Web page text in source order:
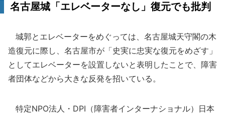
名古屋城「エレベーターなし」復元でも批判
城郭とエレベーターをめぐっては、名古屋城天守閣の木
造復元に際し、名古屋市が「史実に忠実な復元をめざす」
としてエレベーターを設置しないと表明したことで、障害
者団体などから大きな反発を招いている。
特定NPO法人・DPI（障害者インターナショナル）日本